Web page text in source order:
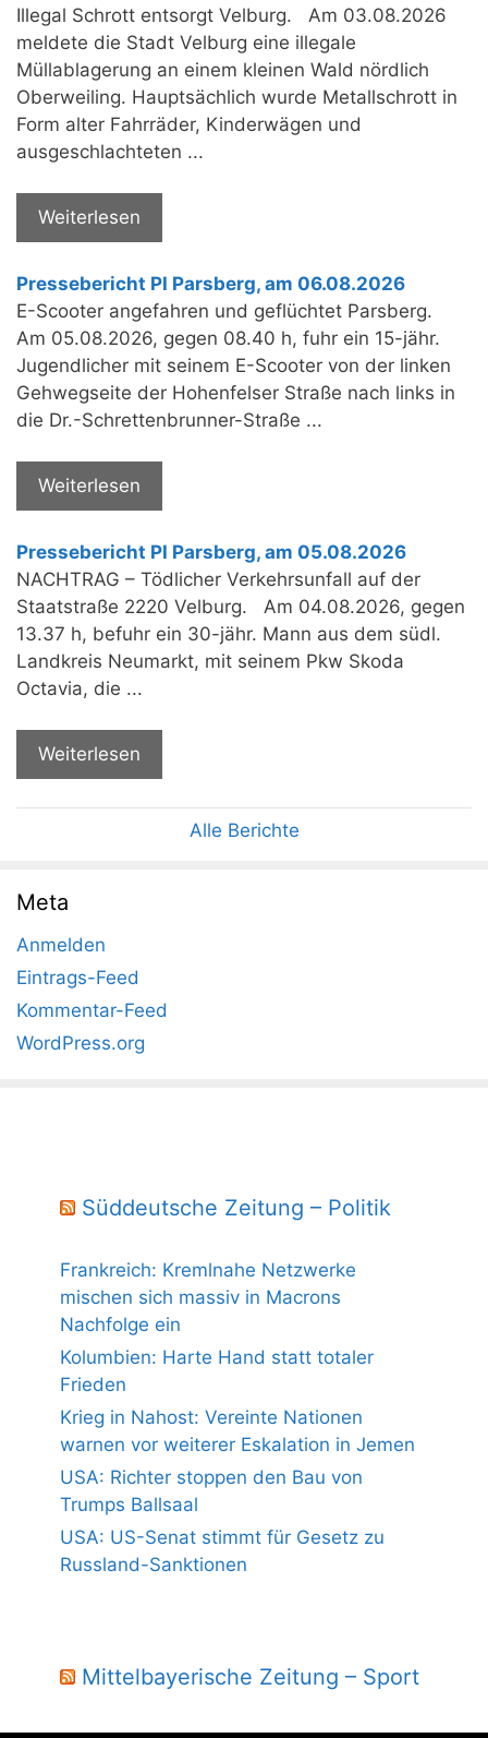
Illegal Schrott entsorgt Velburg. Am 03.08.2026
meldete die Stadt Velburg eine illegale
Müllablagerung an einem kleinen Wald nördlich
Oberweiling. Hauptsächlich wurde Metallschrott in
Form alter Fahrräder, Kinderwägen und
ausgeschlachteten ...
Weiterlesen
Pressebericht PI Parsberg, am 06.08.2026
E-Scooter angefahren und geflüchtet Parsberg.
Am 05.08.2026, gegen 08.40 h, fuhr ein 15-jähr.
Jugendlicher mit seinem E-Scooter von der linken
Gehwegseite der Hohenfelser Straße nach links in
die Dr.-Schrettenbrunner-Straße ...
Weiterlesen
Pressebericht PI Parsberg, am 05.08.2026
NACHTRAG – Tödlicher Verkehrsunfall auf der
Staatstraße 2220 Velburg. Am 04.08.2026, gegen
13.37 h, befuhr ein 30-jähr. Mann aus dem südl.
Landkreis Neumarkt, mit seinem Pkw Skoda
Octavia, die ...
Weiterlesen
Alle Berichte
Meta
Anmelden
Eintrags-Feed
Kommentar-Feed
WordPress.org
Süddeutsche Zeitung – Politik
Frankreich: Kremlnahe Netzwerke
mischen sich massiv in Macrons
Nachfolge ein
Kolumbien: Harte Hand statt totaler
Frieden
Krieg in Nahost: Vereinte Nationen
warnen vor weiterer Eskalation in Jemen
USA: Richter stoppen den Bau von
Trumps Ballsaal
USA: US-Senat stimmt für Gesetz zu
Russland-Sanktionen
Mittelbayerische Zeitung – Sport